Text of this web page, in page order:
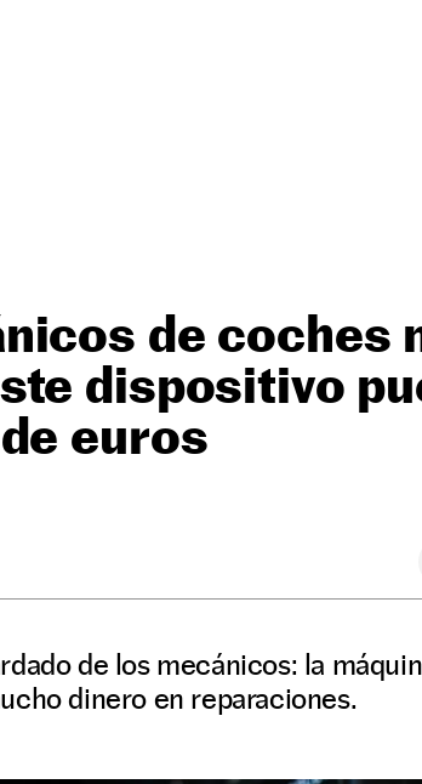
de coches
dispositivo
euros
de los mecánicos: la
dinero en reparaciones.